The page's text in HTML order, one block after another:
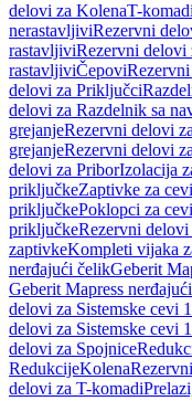
delovi za KolenaT-komadi
nerastavljiviRezervni
rastavljiviRezervni delovi
rastavljiviČepovi
delovi za Priključci
delovi za Razdelnik sa
grejanjeRezervni delovi
grejanjeRezervni delovi
delovi za PriborIzolacija
priključkeZaptivke za
priključkePoklopci za cevi
priključkeRezervni
zaptivkeKompleti vijaka
nerđajući čelikGeberit
Geberit Mapress
delovi za Sistemske cevi
delovi za Sistemske cevi
delovi za Spojnice
RedukcijeKolena
delovi za T-komadi